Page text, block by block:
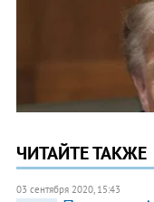
ЧИТАЙТЕ ТАКЖЕ
03 сентября 2020, 15:43